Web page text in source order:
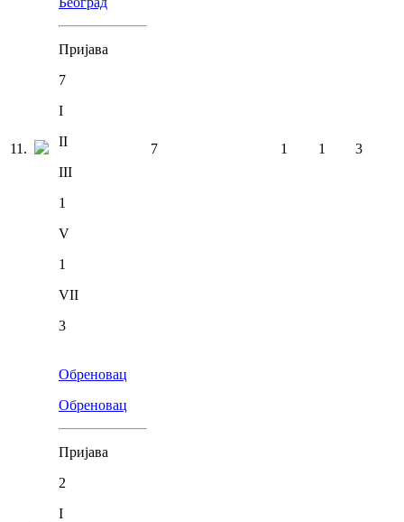
11 .
Пријава
7
I
II
III
1
V
1
VII
3
7 1 1 3
Обреновац
Обреновац
Пријава
2
I